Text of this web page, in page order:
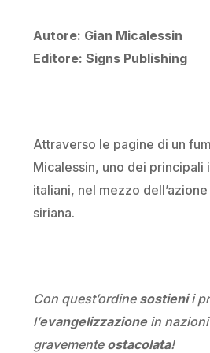
Autore: Gian Micalessin
Editore: Signs Publishing
Attraverso le pagine di un
Micalessin, uno dei principali
italiani, nel mezzo
siriana.
Con quest’ordine sostienii
l’evangelizzazionein nazioni
gravemente ostacolata!